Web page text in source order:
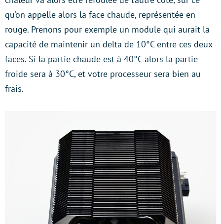
qu’on appelle alors la face chaude, représentée en
rouge. Prenons pour exemple un module qui aurait la
capacité de maintenir un delta de 10°C entre ces deux
faces. Si la partie chaude est à 40°C alors la partie
froide sera à 30°C, et votre processeur sera bien au
frais.